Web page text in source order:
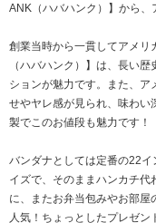
ANK（ハバハンク）】から、
創業当時から一貫してアメリ
（ハバハンク）】は、長い
ションが魅力です。また、ア
せやヤレ感が見られ、味わい
製でこのお値段も魅力です！
バンダナとしては定番の22
イズで、そのままハンカチ代
に、またお弁当包みやお部屋
人気！ちょっとしたプレゼン